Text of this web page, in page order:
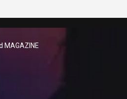
MAGAZINE